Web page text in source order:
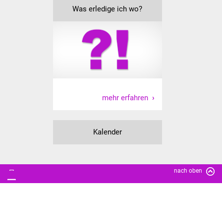
IKG Auen
Ausschreibungen
Öffentliche
Ausschreibung
Ausschreibung
Gewerbeverzeichnis
Was erledige ich wo?
mehr erfahren
Kalender
nach oben